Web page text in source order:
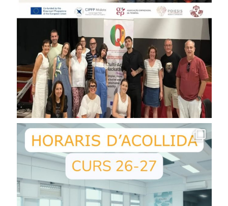
Administrativo de recursos humanos.
Administrativo de la Administración pública.
Administrativo de asesorías jurídicas,
contables, laborales, fiscales o gestorías.
Técnico en gestión de cobros.
Responsable de atención al cliente
La competencia generalde este ciclo será
organizar y realizar la administración y gestión de
personal, de las operaciones económico-
financieras y de la información y asesoramiento a
clientes o usuariostanto en el ámbito público como
privado, según el tamaño y actividad de la
empresa y organismo y de acuerdo con los
objetivos marcados, las normas internas
establecidas y la normativa vigente.